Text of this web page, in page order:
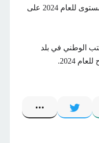
قم بتحميل إثبات شهادة المستوى للعام 2024 على
الوطني في بلد
2024.